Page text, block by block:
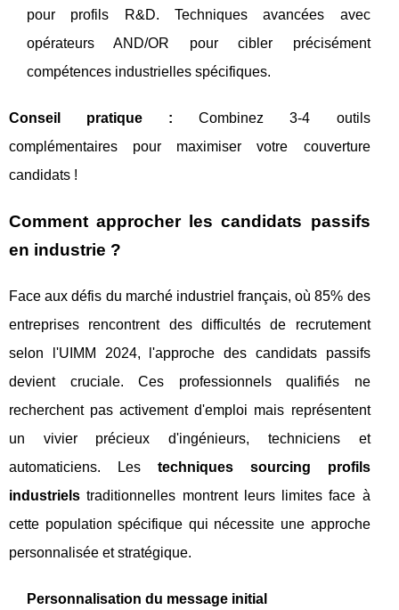
pour profils R&D. Techniques avancées avec
opérateurs AND/OR pour cibler précisément
compétences industrielles spécifiques.
Conseil pratique : Combinez 3-4 outils
complémentaires pour maximiser votre couverture
candidats !
Comment approcher les candidats passifs
en industrie ?
Face aux défis du marché industriel français, où 85% des
entreprises rencontrent des difficultés de recrutement
selon l'UIMM 2024, l'approche des candidats passifs
devient cruciale. Ces professionnels qualifiés ne
recherchent pas activement d'emploi mais représentent
un vivier précieux d'ingénieurs, techniciens et
automaticiens. Les techniques sourcing profils
industriels traditionnelles montrent leurs limites face à
cette population spécifique qui nécessite une approche
personnalisée et stratégique.
Personnalisation du message initial